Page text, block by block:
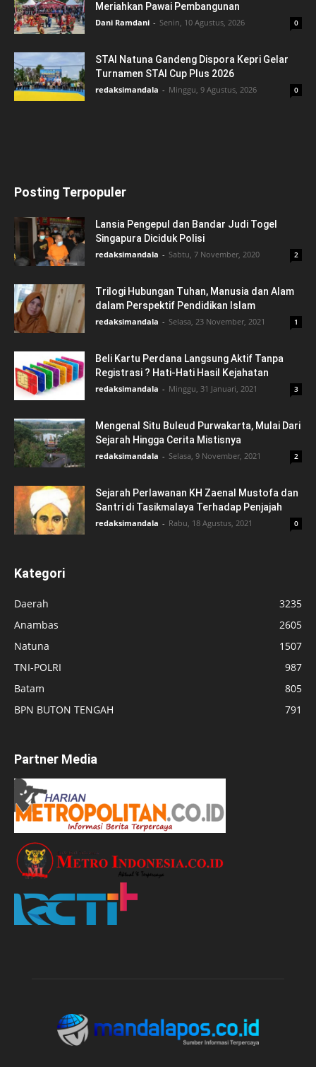
Meriahkan Pawai Pembangunan
Dani Ramdani - Senin, 10 Agustus, 2026 0
STAI Natuna Gandeng Dispora Kepri Gelar
Turnamen STAI Cup Plus 2026
redaksimandala - Minggu, 9 Agustus, 2026 0
Posting Terpopuler
Lansia Pengepul dan Bandar Judi Togel
Singapura Diciduk Polisi
redaksimandala - Sabtu, 7 November, 2020 2
Trilogi Hubungan Tuhan, Manusia dan Alam
dalam Perspektif Pendidikan Islam
redaksimandala - Selasa, 23 November, 2021 1
Beli Kartu Perdana Langsung Aktif Tanpa
Registrasi ? Hati-Hati Hasil Kejahatan
redaksimandala - Minggu, 31 Januari, 2021 3
Mengenal Situ Buleud Purwakarta, Mulai Dari
Sejarah Hingga Cerita Mistisnya
redaksimandala - Selasa, 9 November, 2021 2
Sejarah Perlawanan KH Zaenal Mustofa dan
Santri di Tasikmalaya Terhadap Penjajah
redaksimandala - Rabu, 18 Agustus, 2021 0
Kategori
Daerah
3235
Anambas
2605
Natuna
1507
TNI-POLRI
987
Batam
805
BPN BUTON TENGAH
791
Partner Media